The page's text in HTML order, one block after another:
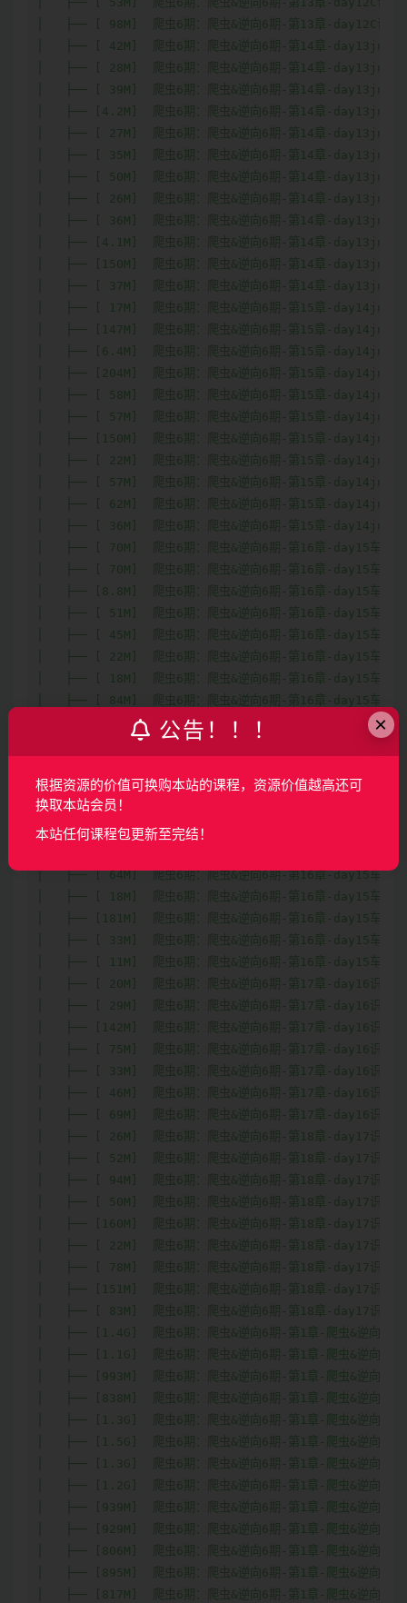
×
公告！！！
根据资源的价值可换购本站的课程，资源价值越高还可
换取本站会员！
本站任何课程包更新至完结！